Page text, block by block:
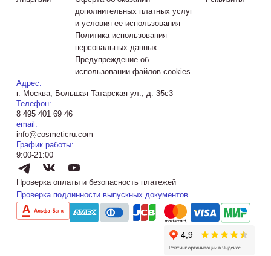
дополнительных платных услуг
и условия ее использования
Политика использования
персональных данных
Предупреждение об
использовании файлов cookies
Адрес:
г. Москва, Большая Татарская ул., д. 35с3
Телефон:
8 495 401 69 46
email:
info@cosmeticru.com
График работы:
9:00-21:00
Проверка оплаты и безопасность платежей
Проверка подлинности выпускных документов